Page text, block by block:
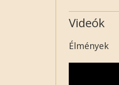
Videók
Élmények